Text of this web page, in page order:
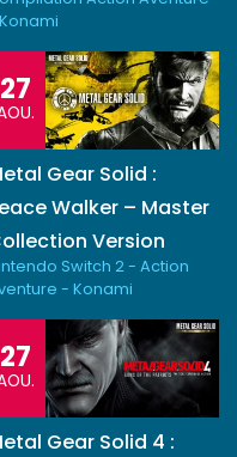
27
Gear Solid :
Walker – Master
Version
Switch 2 - Action
- Konami
27
Gear Solid 4 :